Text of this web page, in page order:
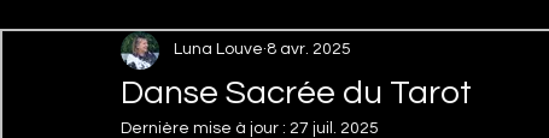
Danse Sacrée du Tarot
Luna Louve 8 avr. 2025
Dernière mise à jour : 27 juil. 2025